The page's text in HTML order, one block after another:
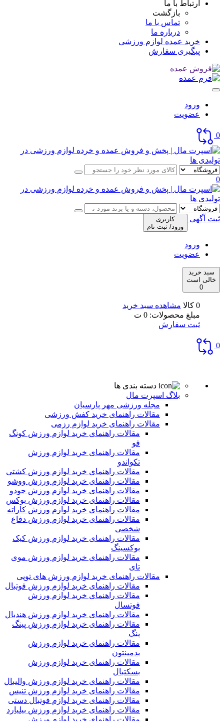
ارتباط با ما
بازگشت
تماس با ما
درباره ما
خرید عمده لوازم ورزشی
پیگیری سفارش
ورود
عضویت
0
0
ثبت آگهی
کاربری
ورود/ ثبت نام
ورود
عضویت
سبد خرید
خالی است
0
0 کالا
مشاهده سبد خرید
مبلغ محصولات: 0 ت
ثبت سفارش
0
دسته بندی ها
بلاگ اسپرت مال
مجله ورزشی مهر پارسیان
مقالات راهنمای خرید کفش ورزشی
مقالات راهنمای خرید لوازم رزمی
مقالات راهنمای خرید لوازم ورزش کونگ
فو
مقالات راهنمای خرید لوازم ورزش
تکواندو
مقالات راهنمای خرید لوازم ورزش کشتی
مقالات راهنمای خرید لوازم ورزش ووشو
مقالات راهنمای خرید لوازم ورزش جودو
مقالات راهنمای خرید لوازم ورزش بوکس
مقالات راهنمای خرید لوازم ورزش کاراته
مقالات راهنمای خرید لوازم ورزش دفاع
شخصی
مقالات راهنمای خرید لوازم ورزش کیک
بوکسینگ
مقالات راهنمای خرید لوازم ورزش موی
تای
مقالات راهنمای خرید لوازم ورزش های توپی
مقالات راهنمای خرید لوازم ورزش فوتبال
مقالات راهنمای خرید لوازم ورزش
فوتسال
مقالات راهنمای خرید لوازم ورزش هندبال
مقالات راهنمای خرید لوازم ورزش پینگ
پنگ
مقالات راهنمای خرید لوازم ورزش
بدمینتون
مقالات راهنمای خرید لوازم ورزش
بسکتبال
مقالات راهنمای خرید لوازم ورزش والیبال
مقالات راهنمای خرید لوازم ورزش تنیس
مقالات راهنمای خرید لوازم فوتبال دستی
مقالات راهنمای خرید لوازم ورزش بیلیارد
مقالات راهنمای خرید لوازم ورزش